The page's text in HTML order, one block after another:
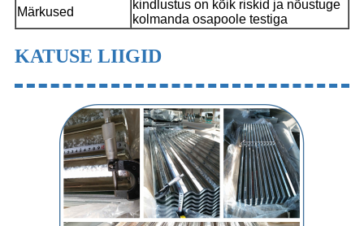
Märkused
kindlustus on kõik riskid ja nõustuge
kolmanda osapoole testiga
KATUSE LIIGID